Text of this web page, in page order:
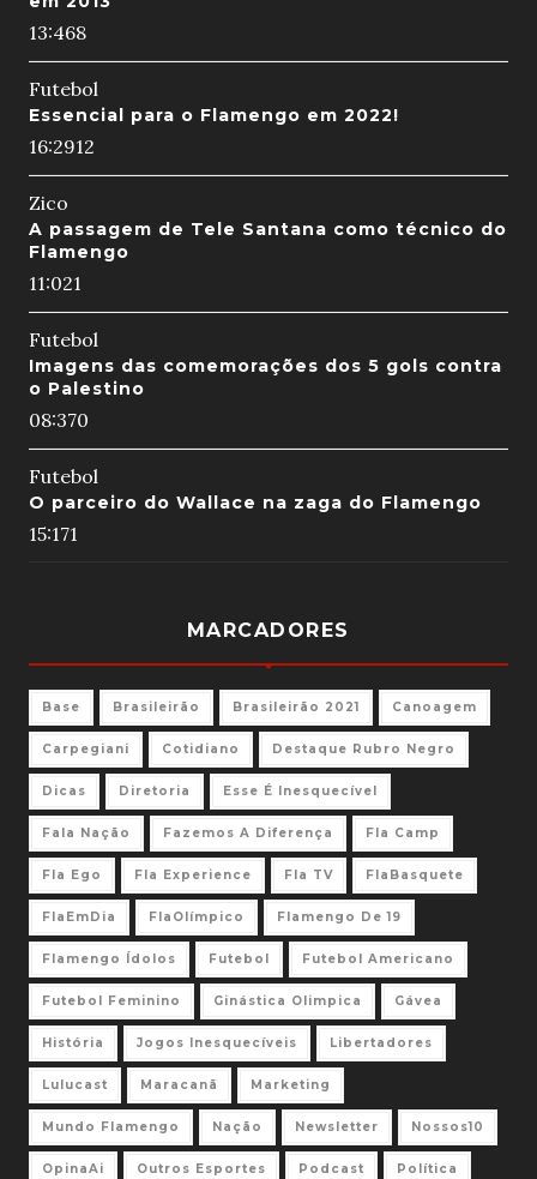
13:468
Futebol
Essencial para o Flamengo em 2022!
16:2912
Zico
A passagem de Tele Santana como técnico do
Flamengo
11:021
Futebol
Imagens das comemorações dos 5 gols contra
o Palestino
08:370
Futebol
O parceiro do Wallace na zaga do Flamengo
15:171
MARCADORES
Base Brasileirão Brasileirão 2021 Canoagem
Carpegiani Cotidiano Destaque Rubro Negro
Dicas Diretoria Esse É Inesquecível
Fala Nação Fazemos A Diferença Fla Camp
Fla Ego Fla Experience Fla TV FlaBasquete
FlaEmDia FlaOlímpico Flamengo De 19
Flamengo Ídolos Futebol Futebol Americano
Futebol Feminino Ginástica Olimpica Gávea
História Jogos Inesquecíveis Libertadores
Lulucast Maracanã Marketing
Mundo Flamengo Nação Newsletter Nossos10
OpinaAi Outros Esportes Podcast Política